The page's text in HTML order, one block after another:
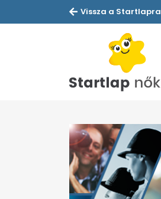
Vissza a Startlapra